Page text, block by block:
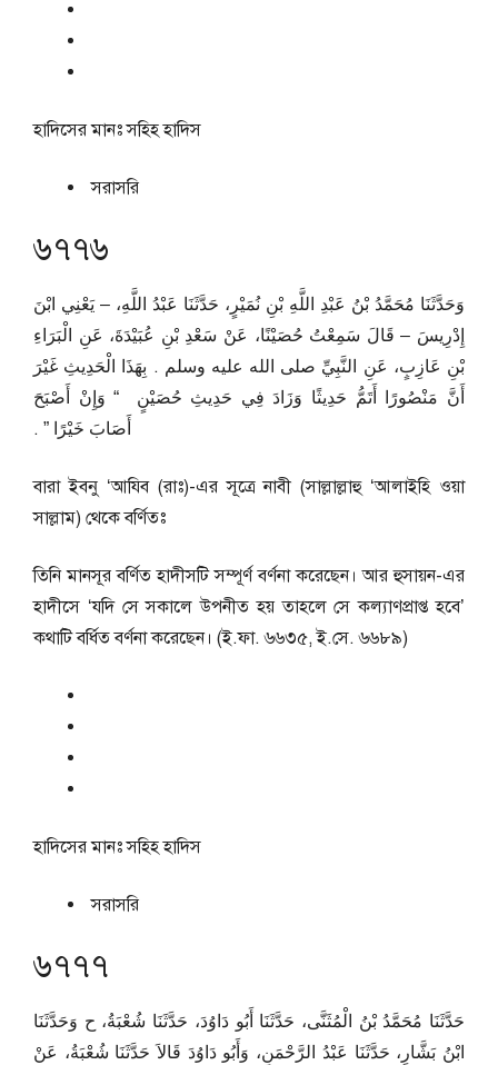
হাদিসের মানঃসহিহ হাদিস
সরাসরি
৬৭৭৬
وَحَدَّثَنَا مُحَمَّدُ بْنُ عَبْدِ اللَّهِ بْنِ نُمَيْرٍ، حَدَّثَنَا عَبْدُ اللَّهِ، – يَعْنِي ابْنَ
إِدْرِيسَ – قَالَ سَمِعْتُ حُصَيْنًا، عَنْ سَعْدِ بْنِ عُبَيْدَةَ، عَنِ الْبَرَاءِ
بْنِ عَازِبٍ، عَنِ النَّبِيِّ صلى الله عليه وسلم ‏.‏ بِهَذَا الْحَدِيثِ غَيْرَ
أَنَّ مَنْصُورًا أَتَمُّ حَدِيثًا وَزَادَ فِي حَدِيثِ حُصَيْنٍ ‏ “‏ وَإِنْ أَصْبَحَ
أَصَابَ خَيْرًا ‏”‏ ‏.‏
বারা ইবনু ‘আযিব (রাঃ)-এর সূত্রে নাবী (সাল্লাল্লাহু ‘আলাইহি ওয়া
সাল্লাম) থেকে বর্ণিতঃ
তিনি মানসূর বর্ণিত হাদীসটি সম্পূর্ণ বর্ণনা করেছেন। আর হুসায়ন-এর
হাদীসে ‘যদি সে সকালে উপনীত হয় তাহলে সে কল্যাণপ্রাপ্ত হবে’
কথাটি বর্ধিত বর্ণনা করেছেন। (ই.ফা. ৬৬৩৫, ই.সে. ৬৬৮৯)
হাদিসের মানঃসহিহ হাদিস
সরাসরি
৬৭৭৭
حَدَّثَنَا مُحَمَّدُ بْنُ الْمُثَنَّى، حَدَّثَنَا أَبُو دَاوُدَ، حَدَّثَنَا شُعْبَةُ، ح وَحَدَّثَنَا
ابْنُ بَشَّارٍ، حَدَّثَنَا عَبْدُ الرَّحْمَنِ، وَأَبُو دَاوُدَ قَالاَ حَدَّثَنَا شُعْبَةُ، عَنْ